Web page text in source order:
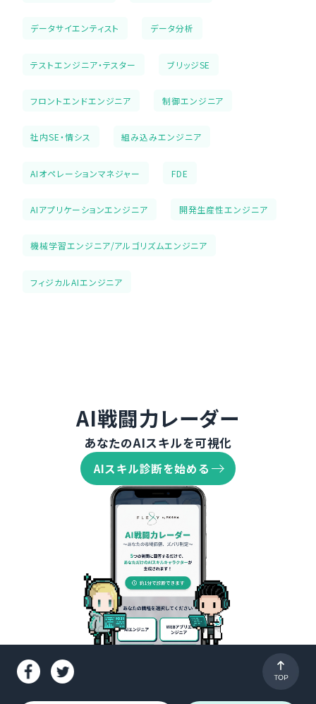
データサイエンティスト データ分析
テストエンジニア・テスター ブリッジSE
フロントエンドエンジニア 制御エンジニア
社内SE・情シス 組み込みエンジニア
AIオペレーションマネジャー FDE
AIアプリケーションエンジニア 開発生産性エンジニア
機械学習エンジニア/アルゴリズムエンジニア
フィジカルAIエンジニア
AI戦闘力レーダー
あなたのAIスキルを可視化
AIスキル診断を始める